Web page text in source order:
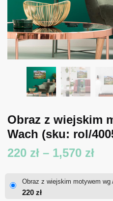
Obraz z wiejskim
Wach (sku: rol/
220 zł – 1,570 zł
od
Obraz z wiejskim motywem
220 zł